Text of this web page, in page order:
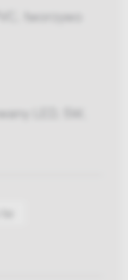
tworzywo
LED, 5W,